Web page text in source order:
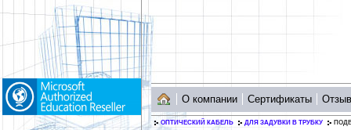
О компании Сертификаты
ОПТИЧЕСКИЙ КАБЕЛЬ ДЛЯ ЗАДУВКИ В ТРУБКУ